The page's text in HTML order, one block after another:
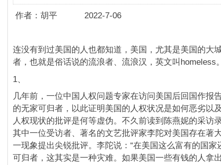
作者：胡平 2022-7-06
连没有到过美国的人也都知道，美国，尤其是美国的大
者，也就是俗话说的流浪者、流浪汉，英文叫homeless
1、
几年前，一位中国人权问题专家在访问美国后回国作报
的无家可归者，以此证明美国的人权状况是如何恶劣以
人权现状的批评是何等虚伪。不久前读到陈燕妮的采访
其中一位受访者、著名的文艺批评家李陀对美国存在著
一现象提出尖锐批评。李陀说：“在美国这么富有的国家
可归者，这其实是一种灾难。如果美国一些有钱的人拿